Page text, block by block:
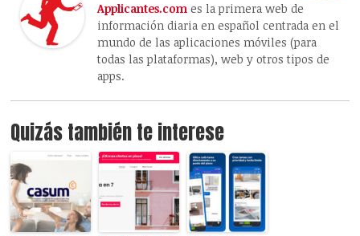
Applicantes.com es la primera web de
información diaria en español centrada en el
mundo de las aplicaciones móviles (para
todas las plataformas), web y otros tipos de
apps.
Quizás también te interese